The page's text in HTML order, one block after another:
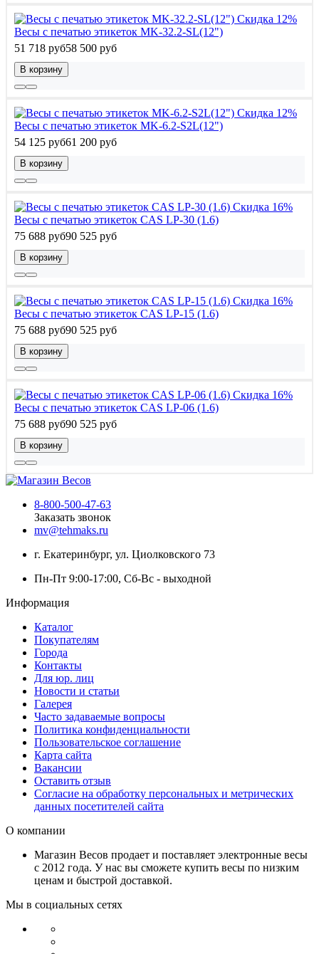
Скидка 12%
Весы с печатью этикеток MK-32.2-SL(12")
51 718 руб58 500 руб
В корзину
Скидка 12%
Весы с печатью этикеток MK-6.2-S2L(12")
54 125 руб61 200 руб
В корзину
Скидка 16%
Весы с печатью этикеток CAS LP-30 (1.6)
75 688 руб90 525 руб
В корзину
Скидка 16%
Весы с печатью этикеток CAS LP-15 (1.6)
75 688 руб90 525 руб
В корзину
Скидка 16%
Весы с печатью этикеток CAS LP-06 (1.6)
75 688 руб90 525 руб
В корзину
8-800-500-47-63
Заказать звонок
mv@tehmaks.ru
г. Екатеринбург, ул. Циолковского 73
Пн-Пт 9:00-17:00, Сб-Вс - выходной
Информация
Каталог
Покупателям
Города
Контакты
Для юр. лиц
Новости и статьи
Галерея
Часто задаваемые вопросы
Политика конфиденциальности
Пользовательское соглашение
Карта сайта
Вакансии
Оставить отзыв
Согласие на обработку персональных и метрических
данных посетителей сайта
О компании
Магазин Весов продает и поставляет электронные весы
с 2012 года. У нас вы сможете купить весы по низким
ценам и быстрой доставкой.
Мы в социальных сетях